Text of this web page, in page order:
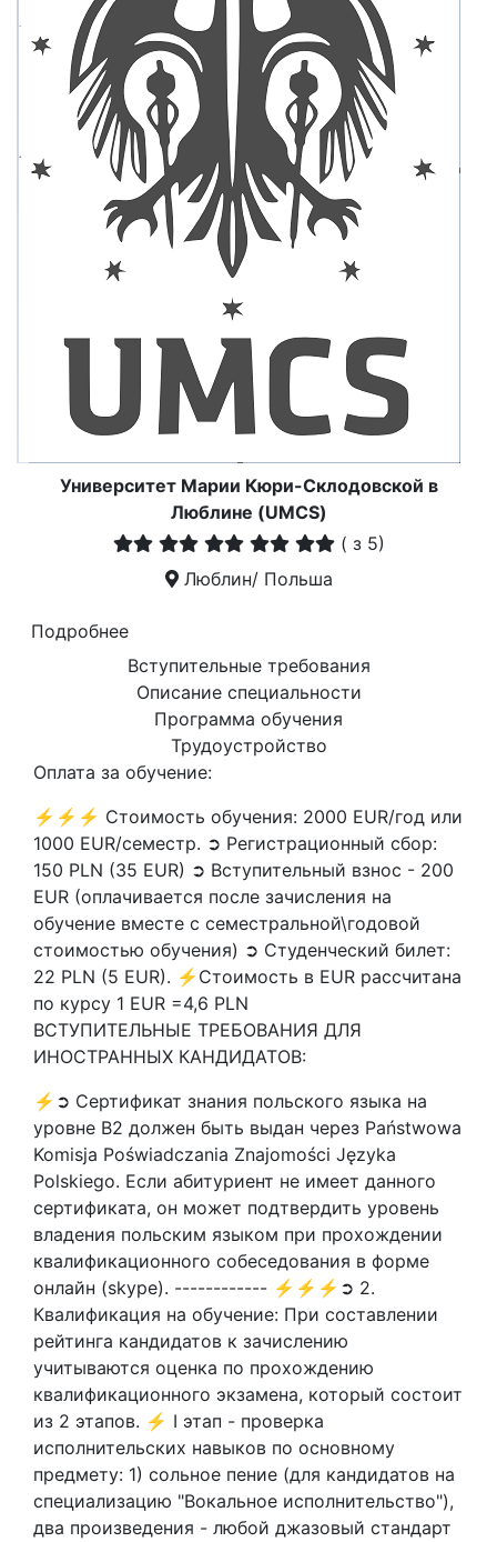
Университет Марии Кюри-Склодовской в
Люблине (UMCS)
( з 5)
Люблин/ Польша
Подробнее
Вступительные требования
Описание специальности
Программа обучения
Трудоустройство
Оплата за обучение:
⚡⚡⚡ Стоимость обучения: 2000 EUR/год или
1000 EUR/семестр. ➲ Регистрационный сбор:
150 PLN (35 EUR) ➲ Вступительный взнос - 200
EUR (оплачивается после зачисления на
обучение вместе с семестральной\годовой
стоимостью обучения) ➲ Студенческий билет:
22 PLN (5 EUR). ⚡Стоимость в EUR рассчитана
по курсу 1 EUR =4,6 PLN
ВСТУПИТЕЛЬНЫЕ ТРЕБОВАНИЯ ДЛЯ
ИНОСТРАННЫХ КАНДИДАТОВ:
⚡➲ Сертификат знания польского языка на
уровне В2 должен быть выдан через Państwowa
Komisja Poświadczania Znajomości Języka
Polskiego. Если абитуриент не имеет данного
сертификата, он может подтвердить уровень
владения польским языком при прохождении
квалификационного собеседования в форме
онлайн (skype). ------------ ⚡⚡⚡➲ 2.
Квалификация на обучение: При составлении
рейтинга кандидатов к зачислению
учитываются оценка по прохождению
квалификационного экзамена, который состоит
из 2 этапов. ⚡ І этап - проверка
исполнительских навыков по основному
предмету: 1) сольное пение (для кандидатов на
специализацию "Вокальное исполнительство"),
два произведения - любой джазовый стандарт